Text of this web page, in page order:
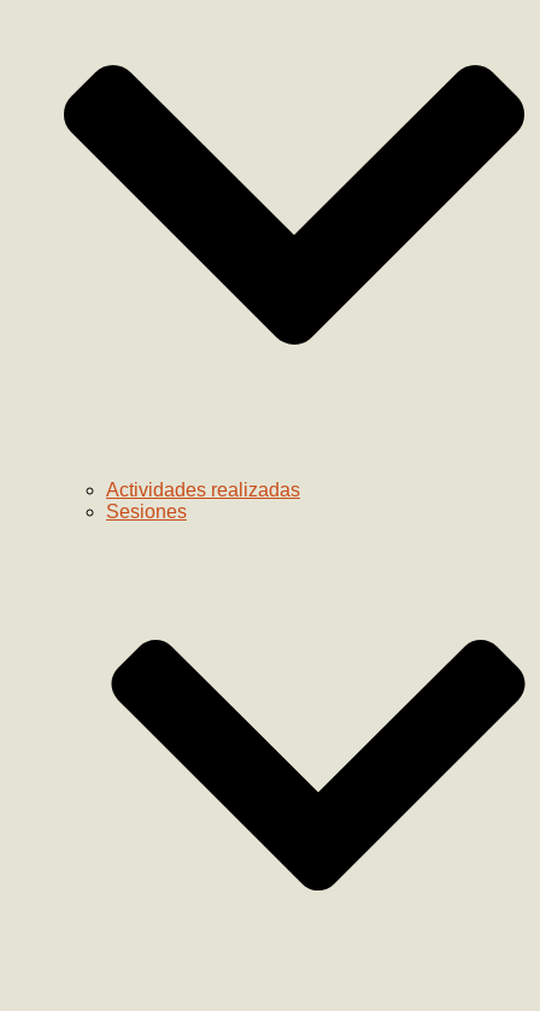
Actividades realizadas
Sesiones